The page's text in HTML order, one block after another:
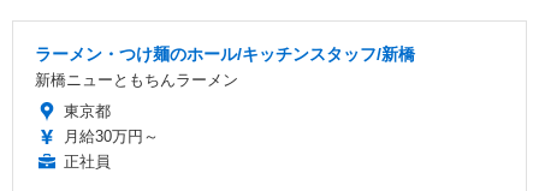
ラーメン・つけ麺のホール/キッチンスタッフ/新橋
新橋ニューともちんラーメン
東京都
月給30万円～
正社員